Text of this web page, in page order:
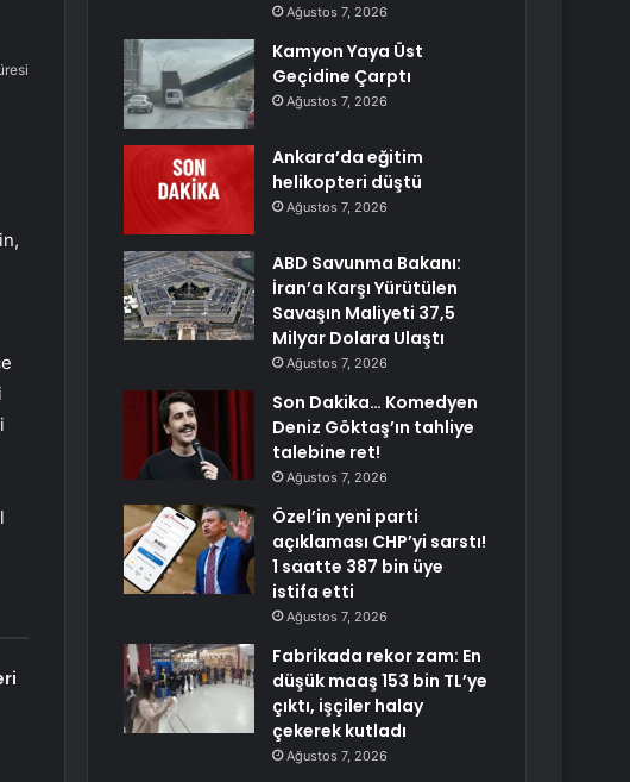
Ağustos 7, 2026
Kamyon Yaya Üst
Geçidine Çarptı
Ağustos 7, 2026
Ankara’da eğitim
helikopteri düştü
Ağustos 7, 2026
ABD Savunma Bakanı:
İran’a Karşı Yürütülen
Savaşın Maliyeti 37,5
Milyar Dolara Ulaştı
Ağustos 7, 2026
Son Dakika… Komedyen
Deniz Göktaş’ın tahliye
talebine ret!
Ağustos 7, 2026
Özel’in yeni parti
açıklaması CHP’yi sarstı!
1 saatte 387 bin üye
istifa etti
Ağustos 7, 2026
Fabrikada rekor zam: En
düşük maaş 153 bin TL’ye
çıktı, işçiler halay
çekerek kutladı
Ağustos 7, 2026